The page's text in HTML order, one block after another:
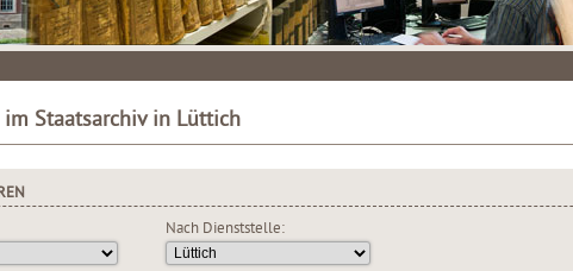
Staatsarchiv in Lüttich
Nach Dienststelle: